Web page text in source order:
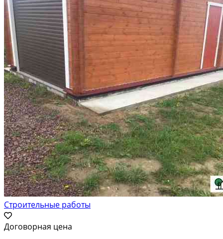
Строительные работы
Договорная цена